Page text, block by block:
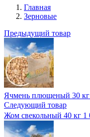
Главная
Зерновые
Предыдущий товар
Ячмень плющеный 30 кг
Следующий товар
Жом свекольный 40 кг 1